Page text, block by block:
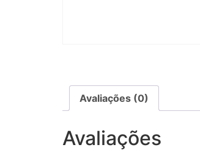
Avaliações (0)
Avaliações